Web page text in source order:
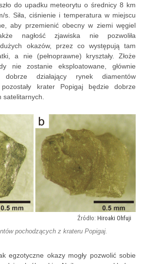
do upadku meteorytu o średnicy 8 km
s. Siła, ciśnienie i temperatura w miejscu
aby przemienić obecny w ziemi węgiel
nagłość zjawiska nie pozwoliła
okazów, przez co występują tam
a nie (pełnoprawne) kryształy. Złoże
nie zostanie eksploatowane, głównie
działający rynek diamentów
krater Popigaj będzie dobrze
Hiroaki Ohfuji
pochodzących z krateru Popigaj.
egzotyczne okazy mogły pozwolić sobie